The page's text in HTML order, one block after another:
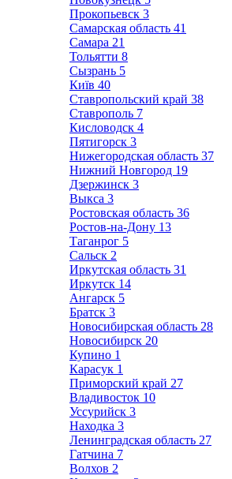
Прокопьевск 3
Самарская область 41
Самара 21
Тольятти 8
Сызрань 5
Київ 40
Ставропольский край 38
Ставрополь 7
Кисловодск 4
Пятигорск 3
Нижегородская область 37
Нижний Новгород 19
Дзержинск 3
Выкса 3
Ростовская область 36
Ростов-на-Дону 13
Таганрог 5
Сальск 2
Иркутская область 31
Иркутск 14
Ангарск 5
Братск 3
Новосибирская область 28
Новосибирск 20
Купино 1
Карасук 1
Приморский край 27
Владивосток 10
Уссурийск 3
Находка 3
Ленинградская область 27
Гатчина 7
Волхов 2